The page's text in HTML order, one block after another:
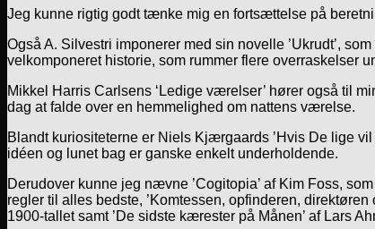
Jeg kunne rigtig godt tænke mig en fortsættelse på
Også A. Silvestri imponerer med sin novelle ’Ukrudt’,
velkomponeret historie, som rummer flere overraskelser
Mikkel Harris Carlsens ‘Ledige værelser’ hører også til
dag at falde over en hemmelighed om nattens værelse.
Blandt kuriositeterne er Niels Kjærgaards ’Hvis De lige
idéen og lunet bag er ganske enkelt underholdende.
Derudover kunne jeg nævne ’Cogitopia’ af Kim Foss,
regler til alles bedste, ’Komtessen, opfinderen,
1900-tallet samt ’De sidste kærester på Månen’ af Lars